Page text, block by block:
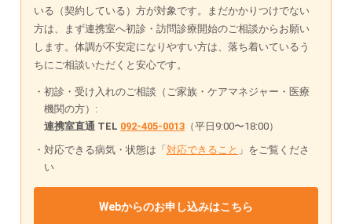
いる（契約している）方が対象です。まだかかりつけでない
方は、まず連携室へ初診・訪問診療開始のご相談からお願い
します。体調が不安定になりやすい方は、落ち着いているう
ちにご相談いただくと安心です。
初診・受け入れのご相談（ご家族・ケアマネジャー・医療
機関の方）:
連携室直通 TEL 092-405-0013 （平日9:00〜18:00）
対応できる病気・状態は「対応できること 」をご覧くださ
い
Webからのお申し込みはこちら